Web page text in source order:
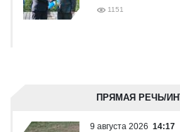
1151
ПРЯМАЯ РЕЧЬ/
9 августа 2026 14:17